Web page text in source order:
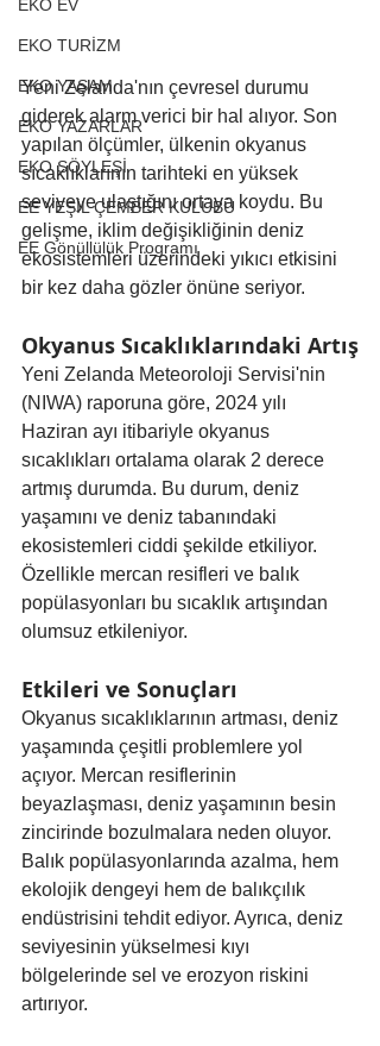
EKO EV
EKO TURİZM
EKO YAŞAM
EKO YAZARLAR
EKO SÖYLEŞİ
EE YEŞİL ÇEMBER KULÜBÜ
EE Gönüllülük Programı
Yeni Zelanda'nın çevresel durumu
giderek alarm verici bir hal alıyor. Son
yapılan ölçümler, ülkenin okyanus
sıcaklıklarının tarihteki en yüksek
seviyeye ulaştığını ortaya koydu. Bu
gelişme, iklim değişikliğinin deniz
ekosistemleri üzerindeki yıkıcı etkisini
bir kez daha gözler önüne seriyor.
Okyanus Sıcaklıklarındaki Artış
Yeni Zelanda Meteoroloji Servisi'nin
(NIWA) raporuna göre, 2024 yılı
Haziran ayı itibariyle okyanus
sıcaklıkları ortalama olarak 2 derece
artmış durumda. Bu durum, deniz
yaşamını ve deniz tabanındaki
ekosistemleri ciddi şekilde etkiliyor.
Özellikle mercan resifleri ve balık
popülasyonları bu sıcaklık artışından
olumsuz etkileniyor.
Etkileri ve Sonuçları
Okyanus sıcaklıklarının artması, deniz
yaşamında çeşitli problemlere yol
açıyor. Mercan resiflerinin
beyazlaşması, deniz yaşamının besin
zincirinde bozulmalara neden oluyor.
Balık popülasyonlarında azalma, hem
ekolojik dengeyi hem de balıkçılık
endüstrisini tehdit ediyor. Ayrıca, deniz
seviyesinin yükselmesi kıyı
bölgelerinde sel ve erozyon riskini
artırıyor.